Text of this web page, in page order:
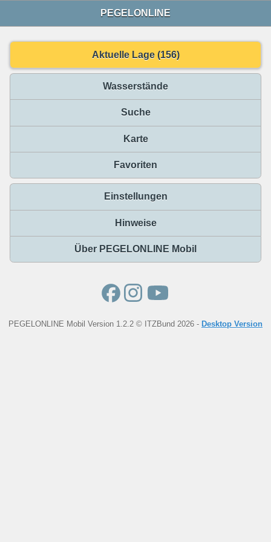
PEGELONLINE
Aktuelle Lage (156)
Wasserstände
Suche
Karte
Favoriten
Einstellungen
Hinweise
Über PEGELONLINE Mobil
PEGELONLINE Mobil Version 1.2.2 © ITZBund 2026 - Desktop Version